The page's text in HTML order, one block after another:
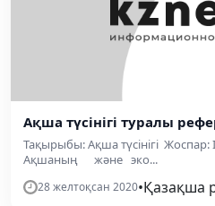
Ақша түсінігі туралы
Тақырыбы: Ақша түсінігі Жоспар:
Ақшаның және эко...
28 желтоқсан 2020•Қазақша